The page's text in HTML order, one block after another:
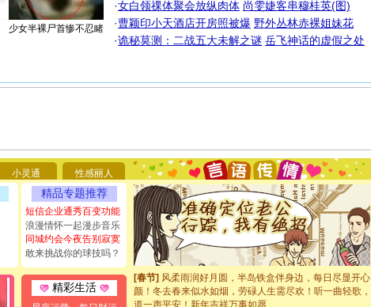
少女半裸尸首惨不忍睹
·女白领祼体聚会放纵肉体 尚雯婕客串穆桂英(图)
·曹颖印小天酒店开房照被爆 野外丛林赤裸姐妹花
·诡秘莫测：二战五大未解之谜 岳飞神话的虚假之处
小灵通 性感丽人
精品专题推荐
短信企业通秀百变功能
浪漫情怀一起漫步音乐
同城约会今夜告别寂寞
敢来挑战你的球技吗？
精彩生活
[圣诞节] 圣诞节到了，想想没什么送给你的，又不打算给
[圣诞节]不只这样的日子才会想起你,而是这样的日子才
[元旦]看到你我会触电；看不到你我要充电；没有你我会
断电。爱你是我职业，想你是我事业，抱你是我特长，吻
你是我专业！水晶之恋祝你新年快乐
[元旦]如果上天让我许三个愿望，一是今生今世和你在一
起；二是再生再世和你在一起；三是三生三世和你不再分
离。水晶之恋祝你新年快乐
[元旦]当我狠下心扭头离去那一刻，你在我身后无助地哭
泣，这痛楚让我明白我多么爱你。我转身抱住你：这猪不
卖了。水晶之恋祝你新年快乐。
[春节]
颜！冬去春来似水如烟，劳碌人生需尽欢！听一曲轻歌，
道一声平安！新年吉祥万事如愿